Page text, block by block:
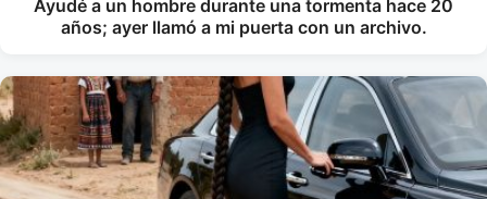
Ayudé a un hombre durante una tormenta hace 20
años; ayer llamó a mi puerta con un archivo.